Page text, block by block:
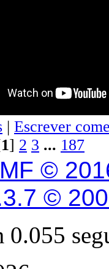
| Escrever
1] 2 3 ... 187
©
©
0.055